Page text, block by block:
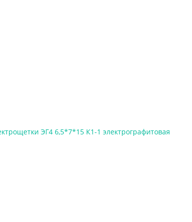
ЭГ4 6,5*7*15 К1-1 электрографитовая